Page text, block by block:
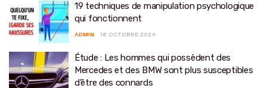
19 techniques de manipulation psychologique
qui fonctionnent
ADMIN 18 OCTOBRE 2024
Étude : Les hommes qui possèdent des
Mercedes et des BMW sont plus susceptibles
d’être des connards